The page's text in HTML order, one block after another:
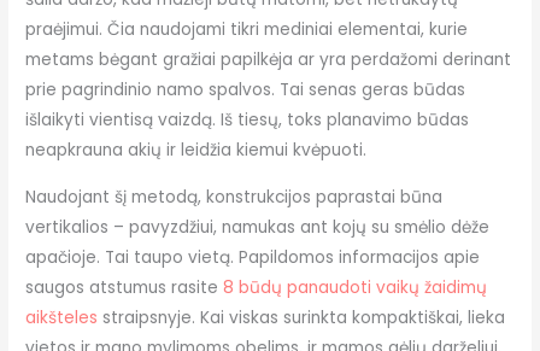
praėjimui. Čia naudojami tikri mediniai elementai, kurie
metams bėgant gražiai papilkėja ar yra perdažomi derinant
prie pagrindinio namo spalvos. Tai senas geras būdas
išlaikyti vientisą vaizdą. Iš tiesų, toks planavimo būdas
neapkrauna akių ir leidžia kiemui kvėpuoti.
Naudojant šį metodą, konstrukcijos paprastai būna
vertikalios – pavyzdžiui, namukas ant kojų su smėlio dėže
apačioje. Tai taupo vietą. Papildomos informacijos apie
saugos atstumus rasite 8 būdų panaudoti vaikų žaidimų
aikšteles straipsnyje. Kai viskas surinkta kompaktiškai, lieka